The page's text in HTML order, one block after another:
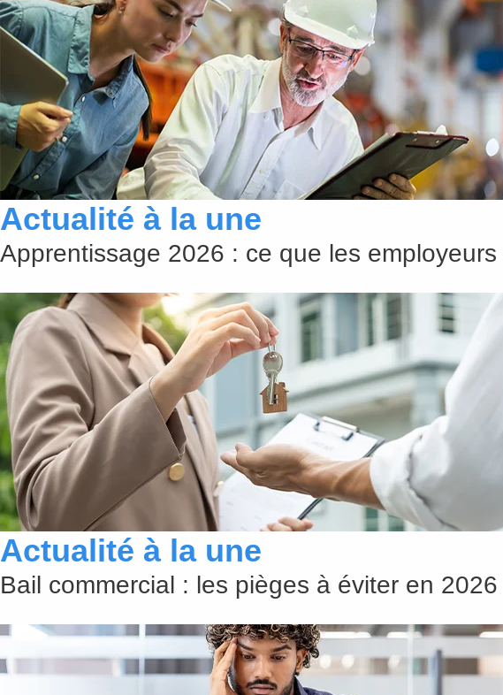
Actualité à la une
Apprentissage 2026 : ce que les
Actualité à la une
Bail commercial : les pièges à éviter en 2026